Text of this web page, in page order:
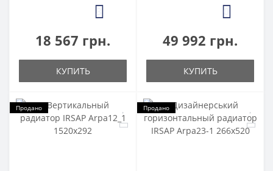
3
18 567 грн.
КУПИТЬ
0
49 992 грн.
КУПИТЬ
Продано Продано